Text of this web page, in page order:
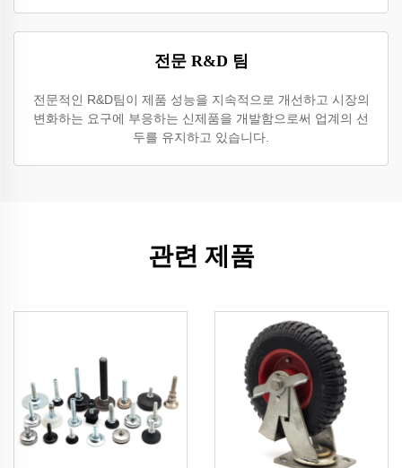
전문 R&D 팀
전문적인 R&D팀이 제품 성능을 지속적으로 개선하고 시장의
변화하는 요구에 부응하는 신제품을 개발함으로써 업계의 선
두를 유지하고 있습니다.
관련 제품